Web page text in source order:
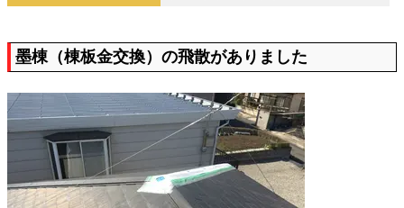
墨棟（棟板金交換）の飛散がありました